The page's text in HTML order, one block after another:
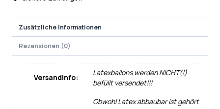
Zusätzliche Informationen
Rezensionen (0)
Versandinfo:
Latexballons werden NICHT(!)
befüllt versendet!!!
Obwohl Latex abbaubar ist gehört